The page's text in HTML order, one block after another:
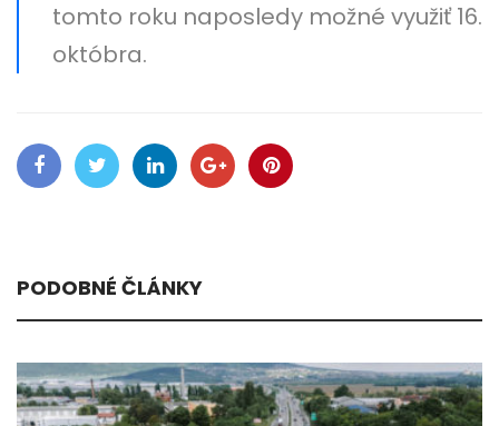
tomto roku naposledy možné využiť 16.
októbra.
PODOBNÉ ČLÁNKY